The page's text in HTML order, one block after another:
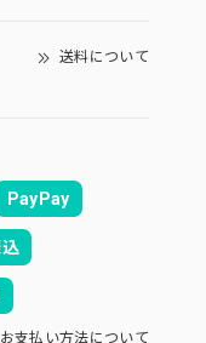
送料について
PayPay
お支払い方法について